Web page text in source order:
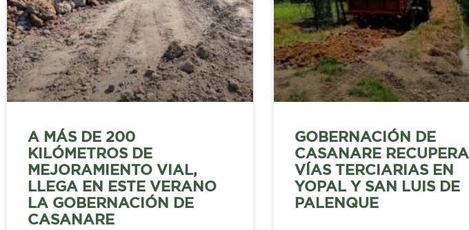
A MÁS DE 200
KILÓMETROS DE
MEJORAMIENTO VIAL,
LLEGA EN ESTE VERANO
LA GOBERNACIÓN DE
CASANARE
GOBERNACIÓN DE
CASANARE RECUPERA
VÍAS TERCIARIAS EN
YOPAL Y SAN LUIS DE
PALENQUE